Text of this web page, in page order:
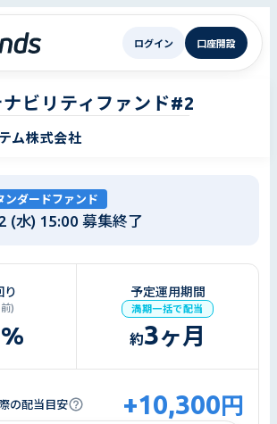
ログイン 口座開設
ビリティファンド#2
ム株式会社
ンダードファンド
(水) 15:00 募集終了
り
)
%
予定運用期間
満期一括で配当
約3ヶ月
の配当目安 +10,300 円